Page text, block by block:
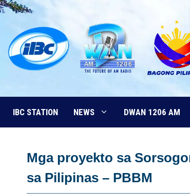
Skip
content
IBC STATION NEWS DWAN 1206 AM
Mga proyekto sa
sa Pilipinas – PBBM